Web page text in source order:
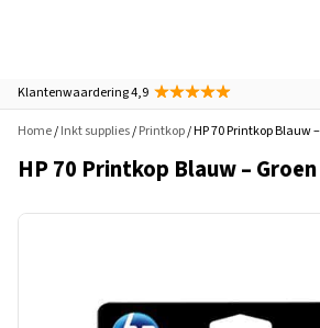
Klantenwaardering 4,9
Home/Inkt supplies/Printkop/ HP 70 Printkop Blauw
HP 70 Printkop Blauw – Groen